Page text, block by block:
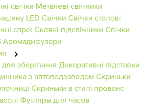
свічки Металеві свічники
LED Свічки Свічки столові
спреїСкляні підсвічники Свічки
Аромадифузори
зберігання Декоративні підставки
з автоподзаводом Скриньки
Скриньки в стилі прованс
Футляры для часов